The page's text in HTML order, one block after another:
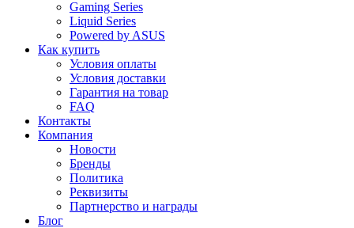
Gaming Series
Liquid Series
Powered by ASUS
Как купить
Условия оплаты
Условия доставки
Гарантия на товар
FAQ
Контакты
Компания
Новости
Бренды
Политика
Реквизиты
Партнерство и награды
Блог